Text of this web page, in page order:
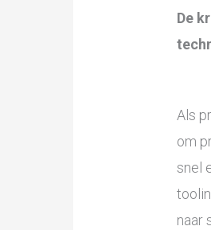
De
Als
om
snel
naar